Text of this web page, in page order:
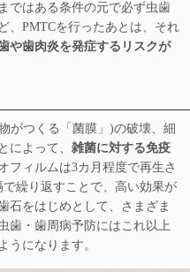
ではある条件の元で必ず虫歯
、PMTCを行ったあとは、それ
や歯肉炎を発症するリスクが
がつくる「菌膜」)の破壊、細
によって、 雑菌に対する免疫
フィルムは3カ月程度で再生さ
繰り返すことで、高い効果が
石をはじめとして、さまざま
歯・歯周病予防にはこれ以上
うになります。